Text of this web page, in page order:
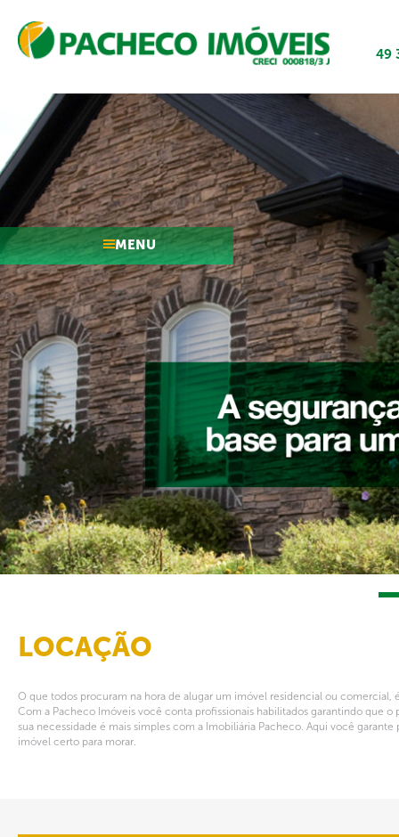
49
MENU
LOCAÇÃO
O que todos procuram na hora de alugar um imóvel residencial ou
Com a Pacheco Imóveis você conta profissionais habilitados garantindo que
sua necessidade é mais simples com a Imobiliária Pacheco. Aqui você
imóvel certo para morar.